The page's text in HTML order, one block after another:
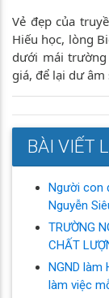
Vẻ đẹp của
Hiếu học, lòng
dưới mái
giá, để lại dư
BÀI VIẾT
Người con
Nguyễn
TRƯỜNG
CHẤT
NGND làm
làm việc